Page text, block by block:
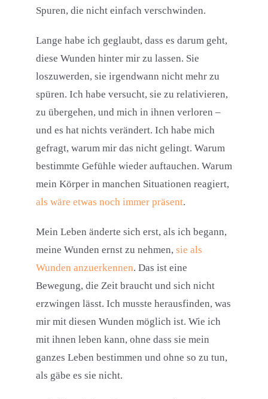
Spuren, die nicht einfach verschwinden.
Lange habe ich geglaubt, dass es darum geht,
diese Wunden hinter mir zu lassen. Sie
loszuwerden, sie irgendwann nicht mehr zu
spüren. Ich habe versucht, sie zu relativieren,
zu übergehen, und mich in ihnen verloren –
und es hat nichts verändert. Ich habe mich
gefragt, warum mir das nicht gelingt. Warum
bestimmte Gefühle wieder auftauchen. Warum
mein Körper in manchen Situationen reagiert,
als wäre etwas noch immer präsent.
Mein Leben änderte sich erst, als ich begann,
meine Wunden ernst zu nehmen, sie als
Wunden anzuerkennen. Das ist eine
Bewegung, die Zeit braucht und sich nicht
erzwingen lässt. Ich musste herausfinden, was
mir mit diesen Wunden möglich ist. Wie ich
mit ihnen leben kann, ohne dass sie mein
ganzes Leben bestimmen und ohne so zu tun,
als gäbe es sie nicht.